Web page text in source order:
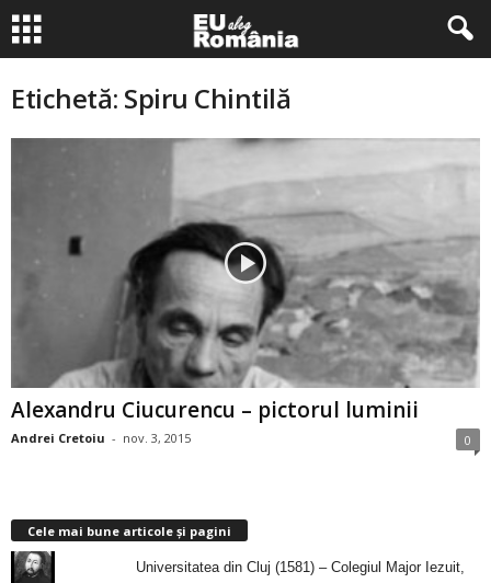
Etichetă: Spiru Chintilă
Alexandru Ciucurencu – pictorul luminii
Andrei Cretoiu - nov. 3, 2015 0
Cele mai bune articole și pagini
Universitatea din Cluj (1581) – Colegiul Major Iezuit,